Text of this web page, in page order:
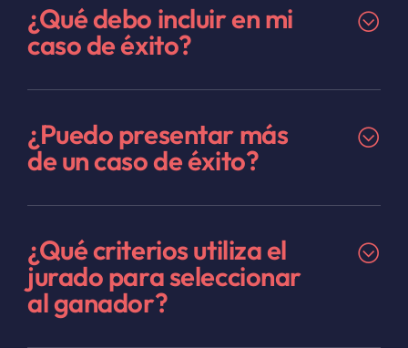
¿Qué debo incluir en mi
caso de éxito?
¿Puedo presentar más
de un caso de éxito?
¿Qué criterios utiliza el
jurado para seleccionar
al ganador?